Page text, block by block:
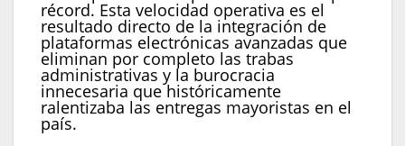
récord. Esta velocidad operativa es el
resultado directo de la integración de
plataformas electrónicas avanzadas que
eliminan por completo las trabas
administrativas y la burocracia
innecesaria que históricamente
ralentizaba las entregas mayoristas en el
país.